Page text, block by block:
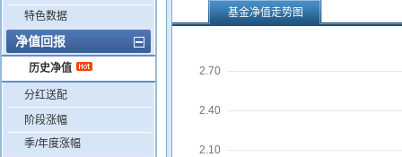
特色数据
净值回报
历史净值
分红送配
阶段涨幅
季/年度涨幅
基金净值走势图
2.10
2.40
2.70